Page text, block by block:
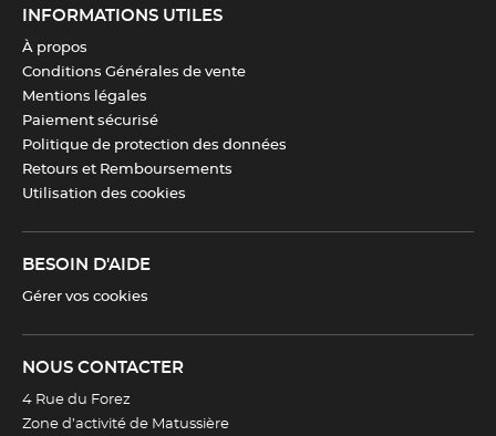
INFORMATIONS UTILES
À propos
Conditions Générales de vente
Mentions légales
Paiement sécurisé
Politique de protection des données
Retours et Remboursements
Utilisation des cookies
BESOIN D'AIDE
Gérer vos cookies
NOUS CONTACTER
4 Rue du Forez
Zone d’activité de Matussière